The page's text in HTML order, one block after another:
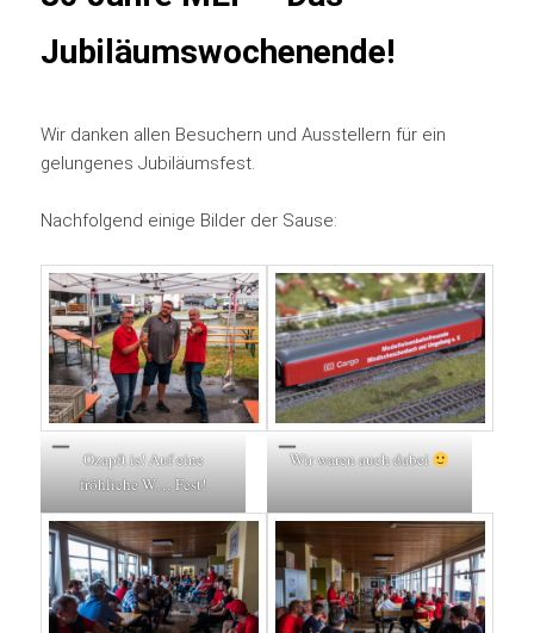
Jubiläumswochenende!
Wir danken allen Besuchern und Ausstellern für ein
gelungenes Jubiläumsfest.
Nachfolgend einige Bilder der Sause:
Ozapft is! Auf eine
fröhliche W… Fest!
Wir waren auch dabei